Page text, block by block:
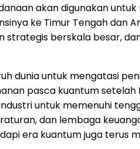
akan digunakan
ke Timur Tengah dan
berskala besar,
dunia untuk mengatasi
pasca kuantum
untuk memenuhi
dan lembaga
era kuantum juga terus